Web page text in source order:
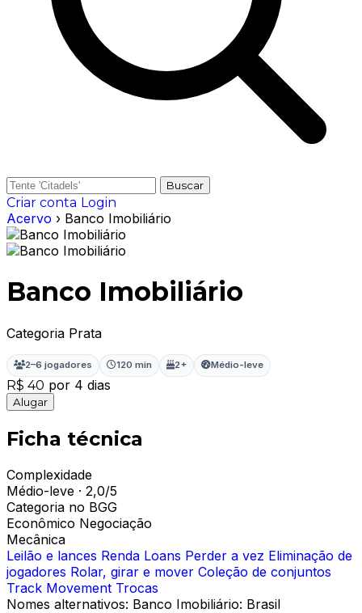
Buscar
Criar conta Login
Acervo › Banco Imobiliário
Banco Imobiliário
Categoria Prata
2–6 jogadores 120 min 2+ Médio-leve
R$ 40 por 4 dias
Alugar
Ficha técnica
Complexidade
Médio-leve · 2,0/5
Categoria no BGG
Econômico Negociação
Mecânica
Leilão e lances Renda Loans Perder a vez Eliminação de
jogadores Rolar, girar e mover Coleção de conjuntos
Track Movement Trocas
Nomes alternativos: Banco Imobiliário: Brasil